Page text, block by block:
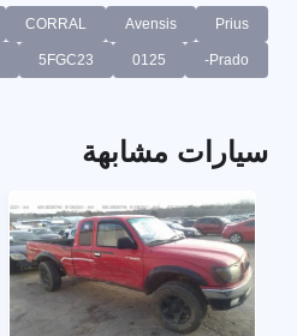
Prius
Avensis
CORRAL
Prado-
0125
5FGC23
سيارات مشابهة